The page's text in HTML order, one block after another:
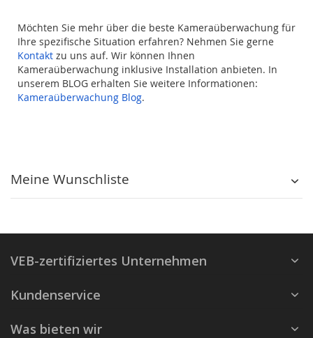
Möchten Sie mehr über die beste Kameraüberwachung für
Ihre spezifische Situation erfahren? Nehmen Sie gerne
Kontakt zu uns auf. Wir können Ihnen
Kameraüberwachung inklusive Installation anbieten. In
unserem BLOG erhalten Sie weitere Informationen:
Kameraüberwachung Blog.
Meine Wunschliste
VEB-zertifiziertes Unternehmen
Kundenservice
Was bieten wir